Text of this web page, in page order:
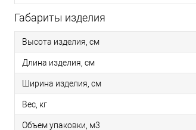
Габариты изделия
Высота изделия, см
Длина изделия, см
Ширина изделия, см
Вес, кг
Объем упаковки, м3